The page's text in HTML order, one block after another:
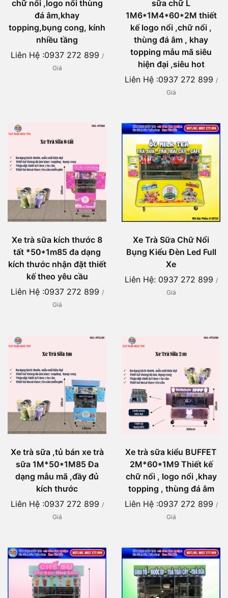
chữ nổi ,logo nổi thùng
đá âm,khay
topping,bụng cong, kính
nhiều tầng
Liên Hệ :0937 272 899 /
Giá
sữa chữ L
1M6*1M4*60*2M thiết
kế logo nổi ,chữ nổi ,
thùng đá âm , khay
topping mẫu mã siêu
hiện đại ,siêu hot
Liên Hệ :0937 272 899 /
Giá
Xe trà sữa kích thước 8
tất *50*1m85 đa dạng
kích thước nhận đặt thiết
kế theo yêu cầu
Liên Hệ :0937 272 899 /
Giá
Xe Trà Sữa Chữ Nổi
Bụng Kiểu Đèn Led Full
Xe
Liên Hệ: 0937 272 899 /
Giá
Xe trà sữa ,tủ bán xe trà
sữa 1M*50*1M85 Đa
dạng mẫu mã ,đầy đủ
kích thước
Liên Hệ :0937 272 899 /
Giá
Xe trà sữa kiểu BUFFET
2M*60*1M9 Thiết kế
chữ nổi , logo nổi ,khay
topping , thùng đá âm
Liên Hệ :0937 272 899 /
Giá